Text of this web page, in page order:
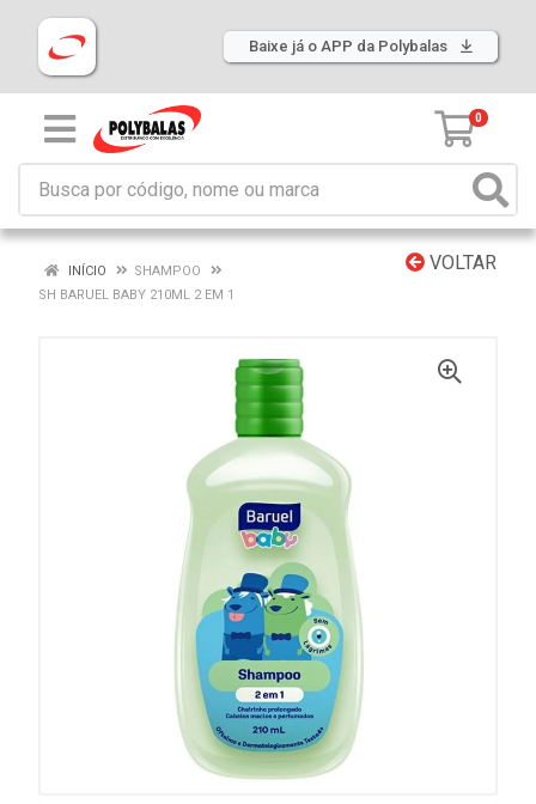
Baixe já o APP da Polybalas
0
VOLTAR
INÍCIO
SHAMPOO
SH BARUEL BABY 210ML 2 EM 1